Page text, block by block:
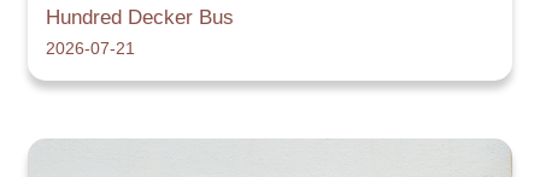
Hundred Decker Bus
2026-07-21